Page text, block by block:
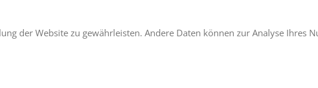
der Website zu gewährleisten. Andere Daten können zur Analyse Ihres